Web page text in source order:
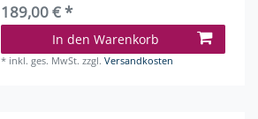
189,00 € *
In den Warenkorb
* inkl. ges. MwSt. zzgl.Versandkosten